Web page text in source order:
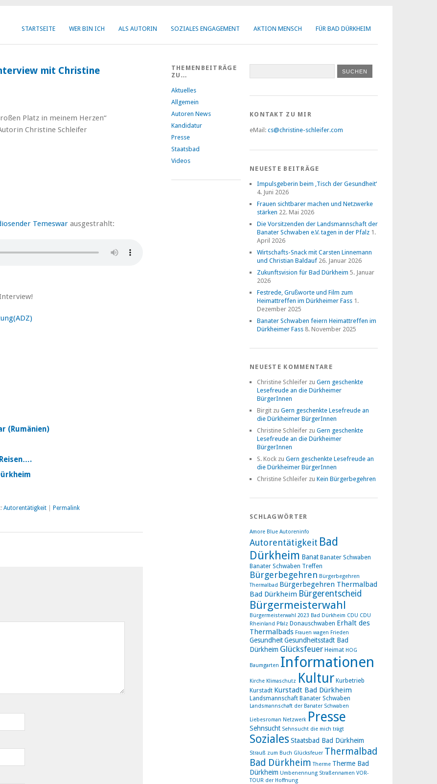
STARTSEITE WER BIN ICH ALS AUTORIN SOZIALES ENGAGEMENT AKTION MENSCH FÜR BAD DÜRKHEIM
mit Christine
Platz in meinem Herzen“
Christine Schleifer
Temeswar ausgestrahlt:
(Rumänien)
Autorentätigkeit Permalink
THEMENBEITRÄGE
ZU…
Aktuelles
Allgemein
Autoren News
Kandidatur
Presse
Staatsbad
Videos
KONTAKT ZU MIR
eMail: cs@christine-schleifer.com
NEUESTE BEITRÄGE
Impulsgeberin beim ‚Tisch der Gesundheit‘
4. Juni 2026
Frauen sichtbarer machen und Netzwerke
stärken 22. Mai 2026
Die Vorsitzenden der Landsmannschaft der
Banater Schwaben e.V. tagen in der Pfalz 1.
April 2026
Wirtschafts-Snack mit Carsten Linnemann
und Christian Baldauf 26. Januar 2026
Zukunftsvision für Bad Dürkheim 5. Januar
2026
Festrede, Grußworte und Film zum
Heimattreffen im Dürkheimer Fass 1.
Dezember 2025
Banater Schwaben feiern Heimattreffen im
Dürkheimer Fass 8. November 2025
NEUESTE KOMMENTARE
Christine Schleifer zu Gern geschenkte
Lesefreude an die Dürkheimer
BürgerInnen
Birgit zu Gern geschenkte Lesefreude an
die Dürkheimer BürgerInnen
Christine Schleifer zu Gern geschenkte
Lesefreude an die Dürkheimer
BürgerInnen
S. Kock zu Gern geschenkte Lesefreude an
die Dürkheimer BürgerInnen
Christine Schleifer zu Kein Bürgerbegehren
SCHLAGWÖRTER
Amore Blue Autoreninfo
Autorentätigkeit Bad
Dürkheim Banat Banater Schwaben
Banater Schwaben Treffen
Bürgerbegehren Bürgerbegehren
Thermalbad Bürgerbegehren Thermalbad
Bad Dürkheim Bürgerentscheid
Bürgermeisterwahl
Bürgermeisterwahl 2023 Bad Dürkheim CDU CDU
Rheinland Pfalz Donauschwaben Erhalt des
Thermalbads Frauen wagen Frieden
GesundheitGesundheitsstadt Bad
Dürkheim Glücksfeuer Heimat HOG
Baumgarten Informationen
Kirche Klimaschutz Kultur Kurbetrieb
Kurstadt Kurstadt Bad Dürkheim
Landsmannschaft Banater Schwaben
Landsmannschaft der Banater Schwaben
Liebesroman Netzwerk Presse
Sehnsucht Sehnsucht die mich trägt
Soziales Staatsbad Bad Dürkheim
Strauß zum Buch Glücksfeuer Thermalbad
Bad Dürkheim Therme Therme Bad
Dürkheim Umbenennung Straßennamen VOR-
TOUR der Hoffnung